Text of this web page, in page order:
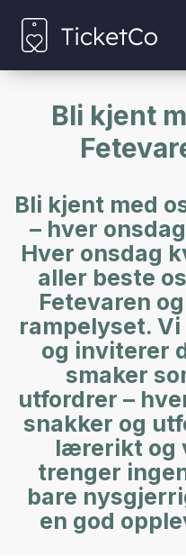
Bli kjent
Bli kjent med
– hver
Hver onsdag
aller beste
Fetevaren
rampelyset.
og inviterer
smaker
utfordrer –
snakker og
lærerikt og
trenger
bare
en god